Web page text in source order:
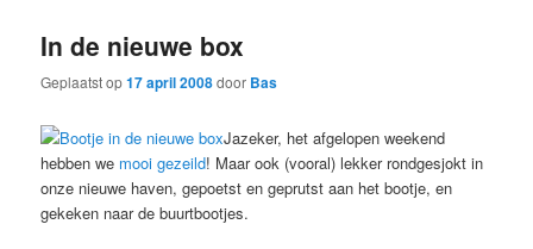
In de nieuwe box
Geplaatst op17 april 2008door Bas
Jazeker, het afgelopen weekend
hebben we mooi gezeild! Maar ook (vooral) lekker rondgesjokt in
onze nieuwe haven, gepoetst en geprutst aan het bootje, en
gekeken naar de buurtbootjes.